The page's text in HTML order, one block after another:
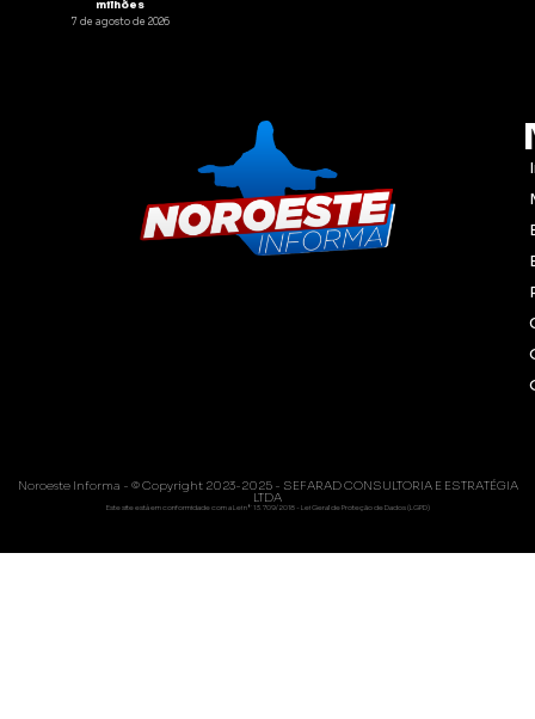
milhões
7 de agosto de 2026
Noroeste Informa - © Copyright 2023-2025 - SEFARAD CONSULTORIA E ESTRATÉGIA
LTDA
Este site está em conformidade com a Lei nº 13.709/2018 - Lei Geral de Proteção de Dados (LGPD)